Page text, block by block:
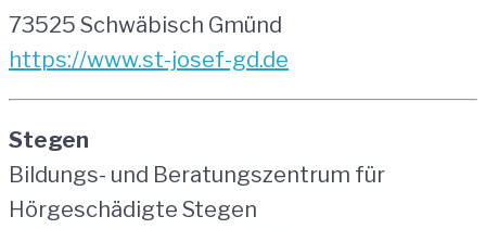
73525 Schwäbisch Gmünd
https://www.st-josef-gd.de
Stegen
Bildungs- und Beratungszentrum für
Hörgeschädigte Stegen